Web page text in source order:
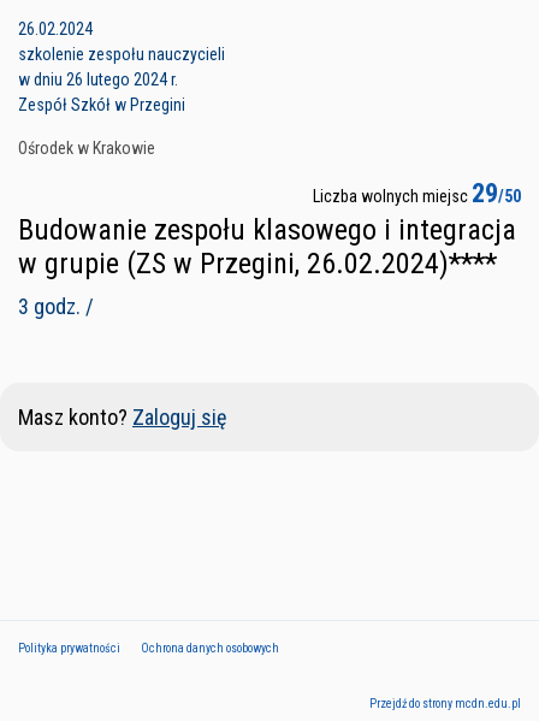
26.02.2024
szkolenie zespołu nauczycieli
w dniu 26 lutego 2024 r.
Zespół Szkół w Przegini
Ośrodek w Krakowie
Liczba wolnych miejsc 29/50
Budowanie zespołu klasowego i integracja
w grupie (ZS w Przegini, 26.02.2024)****
3 godz. /
Masz konto? Zaloguj się
Polityka prywatności Ochrona danych osobowych
Przejdź do strony mcdn.edu.pl